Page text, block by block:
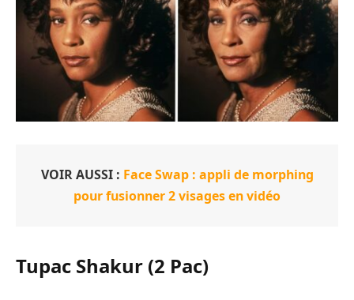
VOIR AUSSI : Face Swap : appli de morphing
pour fusionner 2 visages en vidéo
Tupac Shakur (2 Pac)